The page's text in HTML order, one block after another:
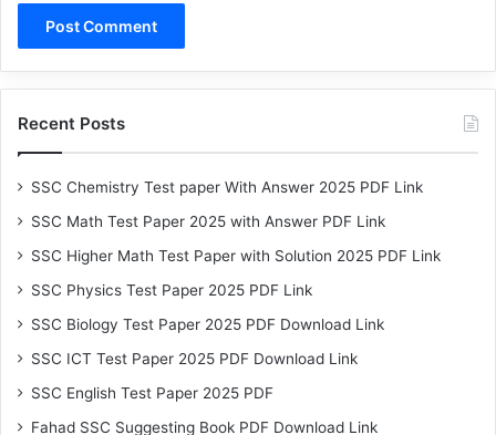
Recent Posts
SSC Chemistry Test paper With Answer 2025 PDF Link
SSC Math Test Paper 2025 with Answer PDF Link
SSC Higher Math Test Paper with Solution 2025 PDF Link
SSC Physics Test Paper 2025 PDF Link
SSC Biology Test Paper 2025 PDF Download Link
SSC ICT Test Paper 2025 PDF Download Link
SSC English Test Paper 2025 PDF
Fahad SSC Suggesting Book PDF Download Link